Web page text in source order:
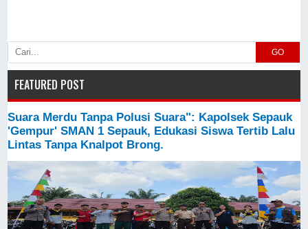
GO
FEATURED POST
Suara Merdu Tanpa Polusi Suara": Kapolsek Sepauk
'Gempur' SMAN 1 Sepauk, Edukasi Siswa Tertib Lalu
Lintas Tanpa Knalpot Brong.